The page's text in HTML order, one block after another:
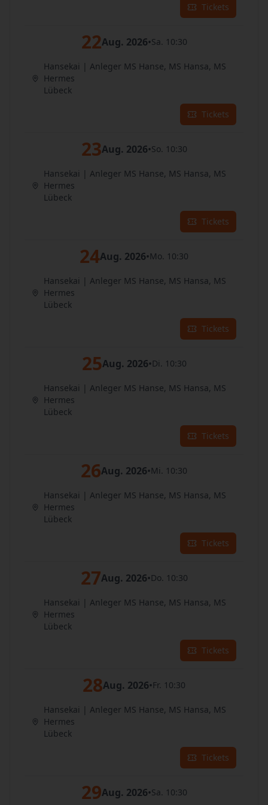
Tickets
22Aug. 2026•Sa. 10:30
Hansekai | Anleger MS Hanse, MS Hansa, MS
Hermes
Lübeck
Tickets
23Aug. 2026•So. 10:30
Hansekai | Anleger MS Hanse, MS Hansa, MS
Hermes
Lübeck
Tickets
24Aug. 2026•Mo. 10:30
Hansekai | Anleger MS Hanse, MS Hansa, MS
Hermes
Lübeck
Tickets
25Aug. 2026•Di. 10:30
Hansekai | Anleger MS Hanse, MS Hansa, MS
Hermes
Lübeck
Tickets
26Aug. 2026•Mi. 10:30
Hansekai | Anleger MS Hanse, MS Hansa, MS
Hermes
Lübeck
Tickets
27Aug. 2026•Do. 10:30
Hansekai | Anleger MS Hanse, MS Hansa, MS
Hermes
Lübeck
Tickets
28Aug. 2026•Fr. 10:30
Hansekai | Anleger MS Hanse, MS Hansa, MS
Hermes
Lübeck
Tickets
29Aug. 2026•Sa. 10:30